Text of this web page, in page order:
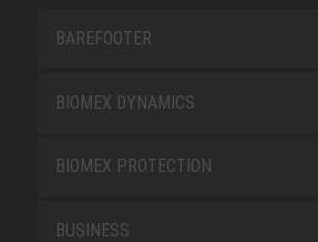
BAREFOOTER
BIOMEX DYNAMICS
BIOMEX PROTECTION
BUSINESS